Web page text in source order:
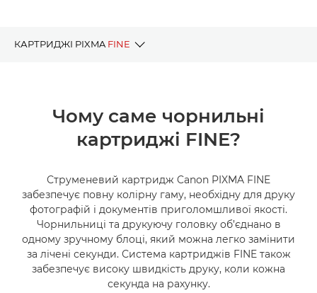
КАРТРИДЖІ PIXMA FINE
ЧОРНИЛЬНИЦІ ЗА СЕРІЯМИ МОДЕЛЕЙ
ЗАСІБ ДЛЯ ПОШУКУ ЧОРНИЛ
Чому саме чорнильні
картриджі FINE?
Струменевий картридж Canon PIXMA FINE
забезпечує повну колірну гаму, необхідну для друку
фотографій і документів приголомшливої якості.
Чорнильниці та друкуючу головку об’єднано в
одному зручному блоці, який можна легко замінити
за лічені секунди. Система картриджів FINE також
забезпечує високу швидкість друку, коли кожна
секунда на рахунку.